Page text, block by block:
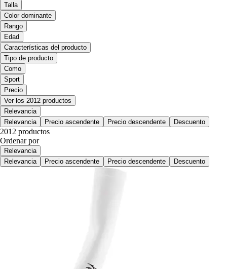
Talla
Color dominante
Rango
Edad
Características del producto
Tipo de producto
Como
Sport
Precio
Ver los 2012 productos
Relevancia
Relevancia
Precio ascendente Precio descendente Descuento
2012 productos
Ordenar por
Relevancia
Relevancia
Precio ascendente Precio descendente Descuento